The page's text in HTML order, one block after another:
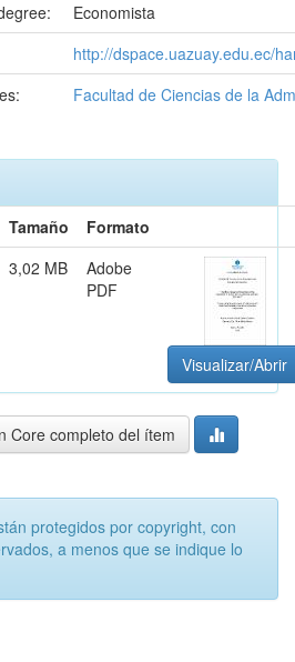
Economista
http://dspace.uazuay.edu.ec/
Facultad de Ciencias de la
Tamaño
Formato
3,02 MB
Adobe
PDF
Visualizar/Abrir
Core completo del ítem
protegidos por copyright, con
a menos que se indique lo